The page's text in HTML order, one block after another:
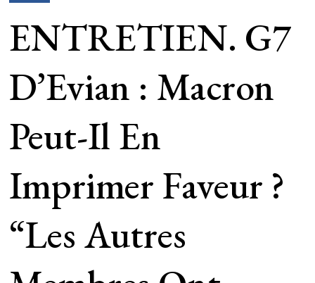
ENTRETIEN. G7
D’Evian : Macron
Peut-Il En
Imprimer Faveur ?
“Les Autres